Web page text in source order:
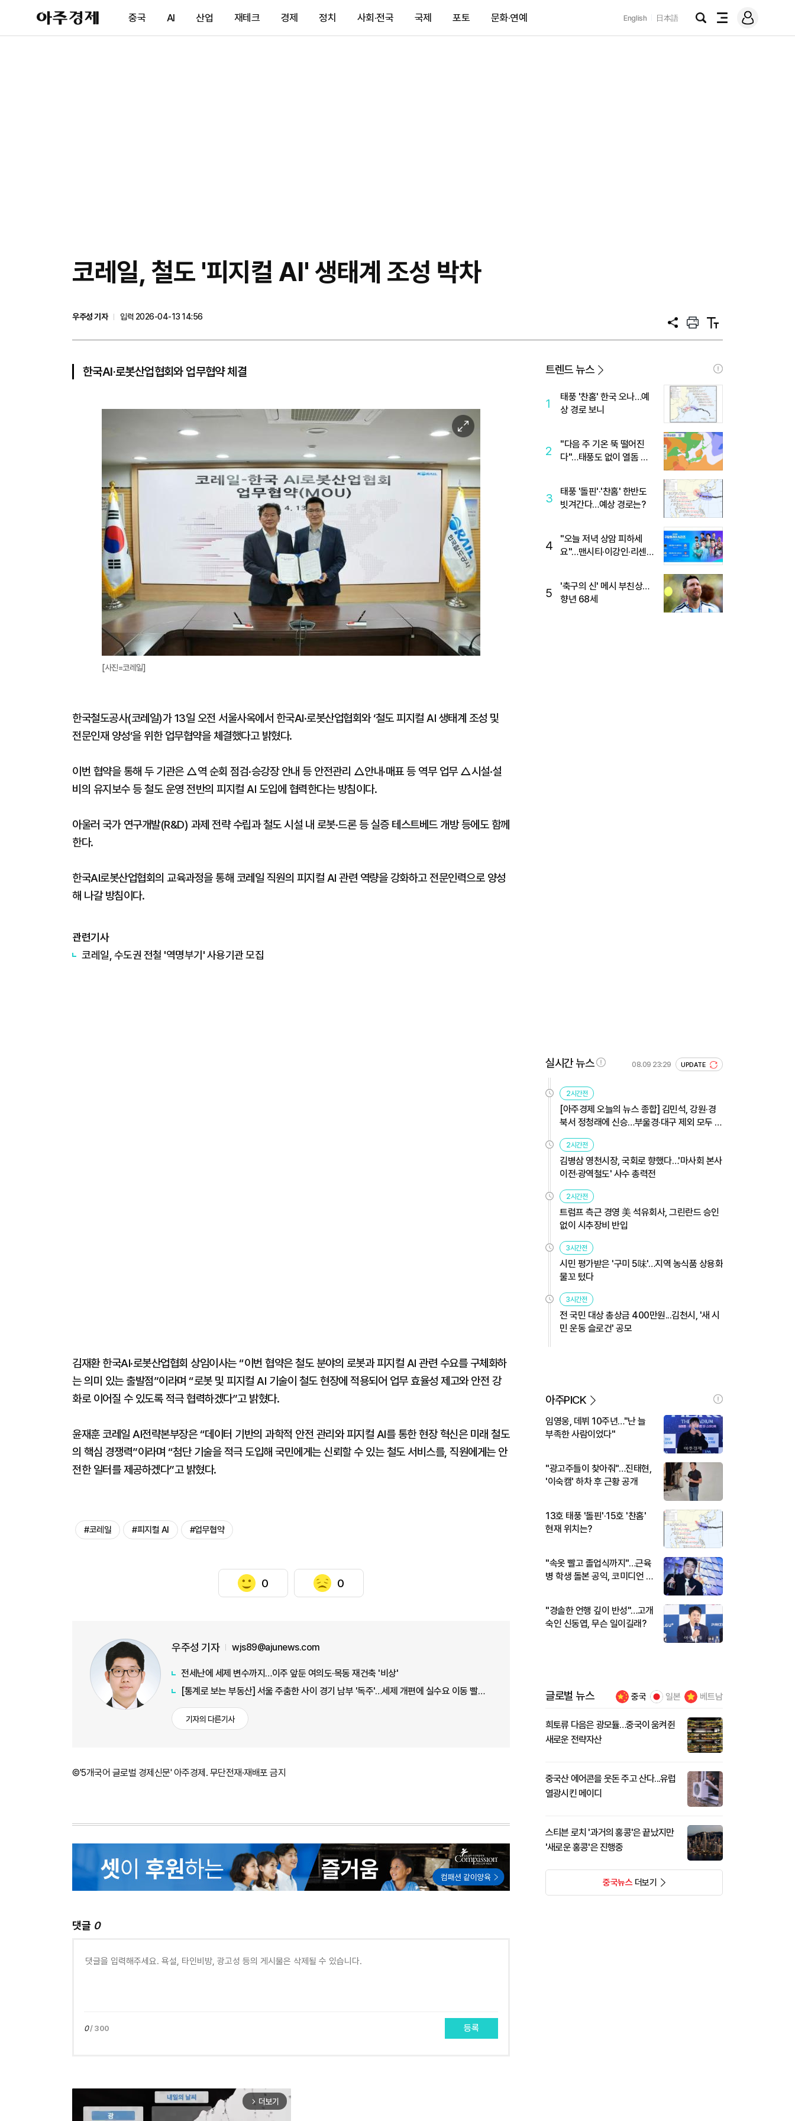
아
주
제
중국 AI 산업 재테크 경제 정치 사회·전국 국제 포토 문화·연예 English 日本語
검
전
메
그
코레일, 철도 '피지컬 AI' 생태계 조성 박차
우주성 기자
입력 2026-04-13 14:56
공
프
트
텍
트
한국AI·로봇산업협회와 업무협약 체결
이
미
지
확
대
[사진=코레일]
한국철도공사(코레일)가 13일 오전 서울사옥에서 한국AI·로봇산업협회와 ‘철도 피지컬 AI 생태계 조성 및
전문인재 양성’을 위한 업무협약을 체결했다고 밝혔다.
이번 협약을 통해 두 기관은 △역 순회 점검·승강장 안내 등 안전관리 △안내·매표 등 역무 업무 △시설·설
비의 유지보수 등 철도 운영 전반의 피지컬 AI 도입에 협력한다는 방침이다.
아울러 국가 연구개발(R&D) 과제 전략 수립과 철도 시설 내 로봇·드론 등 실증 테스트베드 개방 등에도 함께
한다.
한국AI로봇산업협회의 교육과정을 통해 코레일 직원의 피지컬 AI 관련 역량을 강화하고 전문인력으로 양성
해 나갈 방침이다.
관련기사
코레일, 수도권 전철 '역명부기' 사용기관 모집
김재환 한국AI·로봇산업협회 상임이사는 “이번 협약은 철도 분야의 로봇과 피지컬 AI 관련 수요를 구체화하
는 의미 있는 출발점”이라며 “로봇 및 피지컬 AI 기술이 철도 현장에 적용되어 업무 효율성 제고와 안전 강
화로 이어질 수 있도록 적극 협력하겠다”고 밝혔다.
윤재훈 코레일 AI전략본부장은 “데이터 기반의 과학적 안전 관리와 피지컬 AI를 통한 현장 혁신은 미래 철도
의 핵심 경쟁력”이라며 “첨단 기술을 적극 도입해 국민에게는 신뢰할 수 있는 철도 서비스를, 직원에게는 안
전한 일터를 제공하겠다”고 밝혔다.
#코레일 #피지컬 AI #업무협약
0 0
우주성 기자 wjs89@ajunews.com
전세난에 세제 변수까지…이주 앞둔 여의도·목동 재건축 '비상'
[통계로 보는 부동산] 서울 주춤한 사이 경기 남부 '독주'…세제 개편에 실수요 이동 빨라지나
기자의 다른기사
©'5개국어 글로벌 경제신문' 아주경제. 무단전재·재배포 금지
댓글 0
0/ 300 등록
arrow_forward_ios 더보기
트렌드 뉴스
1
태풍 '찬홈' 한국 오나…예
상 경로 보니
2
"다음 주 기온 뚝 떨어진
다"…태풍도 없이 열돔 박
3
태풍 '돌핀'·'찬홈' 한반도
빗겨간다…예상 경로는?
4
"오늘 저녁 상암 피하세
요"…맨시티·이강인·리센느
5
'축구의 신' 메시 부친상…
향년 68세
실시간 뉴스 08.09 23:29 UPDATE
2시간전
[아주경제 오늘의 뉴스 종합] 김민석, 강원·경
북서 정청래에 신승…부울경·대구 제외 모두 웃
었다 外
2시간전
김병삼 영천시장, 국회로 향했다…'마사회 본사
이전·광역철도' 사수 총력전
2시간전
트럼프 측근 경영 美 석유회사, 그린란드 승인
없이 시추장비 반입
3시간전
시민 평가받은 '구미 5味'…지역 농식품 상용화
물꼬 텄다
3시간전
전 국민 대상 총상금 400만원...김천시, '새 시
민 운동 슬로건' 공모
아주PICK
임영웅, 데뷔 10주년…"난 늘
부족한 사람이었다"
"광고주들이 찾아줘"…진태현,
'이숙캠' 하차 후 근황 공개
13호 태풍 '돌핀'·15호 '찬홈'
현재 위치는?
"속옷 빨고 졸업식까지"…근육
병 학생 돌본 공익, 코미디언 김
"경솔한 언행 깊이 반성"…고개
숙인 신동엽, 무슨 일이길래?
글로벌 뉴스 중국 일본 베트남
희토류 다음은 광모듈…중국이 움켜쥔
새로운 전략자산
중국산 에어콘을 웃돈 주고 산다...유럽
열광시킨 메이디
스티븐 로치 '과거의 홍콩'은 끝났지만
'새로운 홍콩'은 진행중
중국뉴스더보기